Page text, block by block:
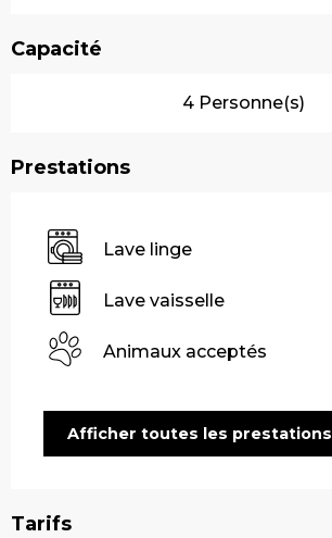
Capacité
4 Personne(s)
Prestations
Lave linge
Lave vaisselle
Animaux acceptés
Afficher toutes les prestations
Tarifs